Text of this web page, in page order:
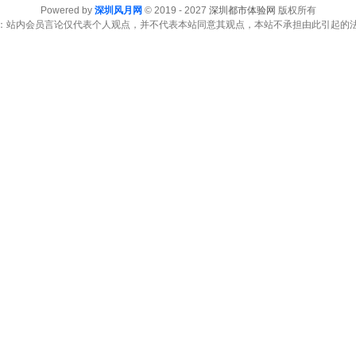
Powered by 深圳风月网 © 2019 - 2027 深圳都市体验网 版权所有
站内会员言论仅代表个人观点，并不代表本站同意其观点，本站不承担由此引起的